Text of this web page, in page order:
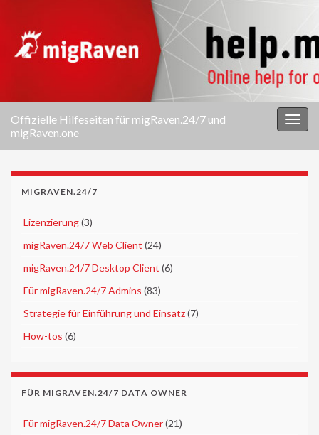
Offizielle Hilfeseiten für migRaven.24/7 und
migRaven.one
MIGRAVEN.24/7
Lizenzierung(3)
migRaven.24/7 Web Client (24)
migRaven.24/7 Desktop Client (6)
Für migRaven.24/7 Admins (83)
Strategie für Einführung und Einsatz(7)
How-tos (6)
FÜR MIGRAVEN.24/7 DATA OWNER
Für migRaven.24/7 Data Owner(21)